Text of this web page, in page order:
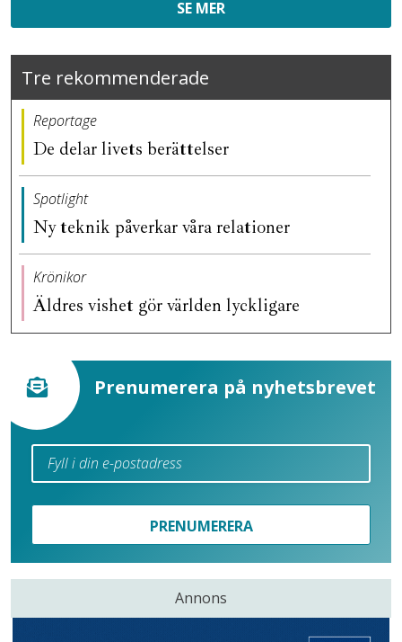
SE MER
Tre rekommenderade
Reportage
De delar livets berättelser
Spotlight
Ny teknik påverkar våra relationer
Krönikor
Äldres vishet gör världen lyckligare
Prenumerera på nyhetsbrevet
PRENUMERERA
Annons